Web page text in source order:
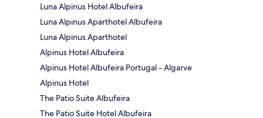
Luna Alpinus Hotel Albufeira
Luna Alpinus Aparthotel Albufeira
Luna Alpinus Aparthotel
Alpinus Hotel Albufeira
Alpinus Hotel Albufeira Portugal - Algarve
Alpinus Hotel
The Patio Suite Albufeira
The Patio Suite Hotel Albufeira